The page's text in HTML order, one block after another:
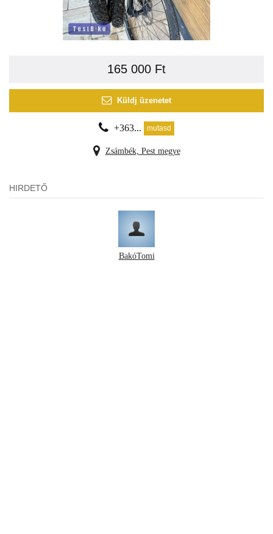
165 000 Ft
Küldj üzenetet
+363... mutasd
Zsámbék, Pest megye
HIRDETŐ
BakóTomi